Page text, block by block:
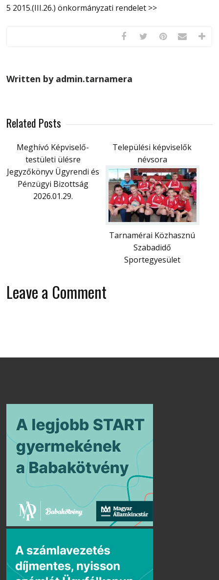
5 2015.(III.26.) önkormányzati rendelet >>
Written by admin.tarnamera
Related Posts
Meghívó Képviselő-
testületi ülésre
Települési képviselők
névsora
Jegyzőkönyv Ügyrendi és
Pénzügyi Bizottság
2026.01.29.
Tarnamérai Közhasznú
Szabadidő
Sportegyesület
Leave a Comment